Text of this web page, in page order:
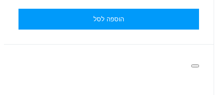
הוספה לסל